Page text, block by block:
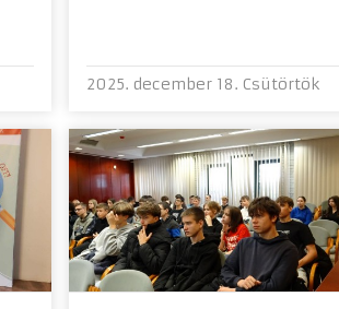
2025. december 18. Csütörtök